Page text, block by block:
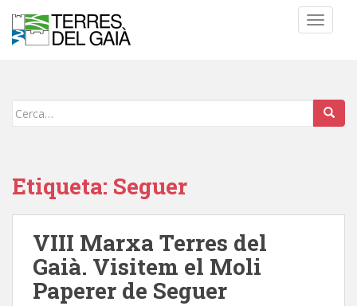
Cerca:
Etiqueta: Seguer
VIII Marxa Terres del
Gaià. Visitem el Moli
Paperer de Seguer